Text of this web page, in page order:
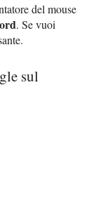
del mouse
. Se vuoi
sul